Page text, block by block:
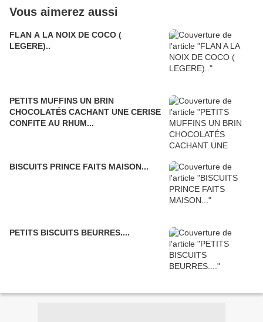
Vous aimerez aussi
FLAN A LA NOIX DE COCO (
LEGERE)..
PETITS MUFFINS UN BRIN
CHOCOLATÉS CACHANT UNE CERISE
CONFITE AU RHUM...
BISCUITS PRINCE FAITS MAISON...
PETITS BISCUITS BEURRES....